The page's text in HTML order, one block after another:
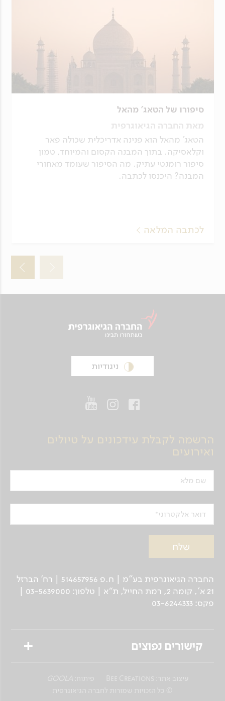
סיפורו של הטאג' מהאל
מאת החברה הגיאוגרפית
הטאג' מהאל הוא פנינה אדריכלית שכולה פאר
וקלאסיקה. בתוך המבנה הקסום והמיוחד, טמון
סיפור רומנטי עתיק. מה הסיפור שעומד מאחורי
המבנה? היכנסו לכתבה.
לכתבה המלאה
ניגודיות
הרשמה לקבלת עידכונים על טיולים
ואירועים
שם מלא
דואר אלקטרוני
החברה הגיאוגרפית בע"מ | ח.פ 514657956 | רח’ הברזל
21 א', קומה 2, רמת החייל, ת“א | טלפון: 03-5639000 |
פקס: 03-6244333
קישורים נפוצים